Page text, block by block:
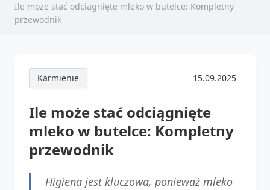
Ile może stać odciągnięte mleko w butelce: Kompletny
przewodnik
Karmienie 15.09.2025
Ile może stać odciągnięte
mleko w butelce: Kompletny
przewodnik
Higiena jest kluczowa, ponieważ mleko